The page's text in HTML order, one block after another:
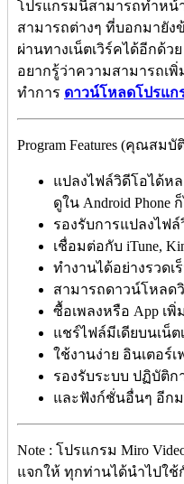
โปรแกรมนี้สามารถทำหน้
สามารถต่างๆ ที่บอกมายัง
ผ่านทางเน็ตเวิร์คได้อีกด้
อยากรู้ว่าความสามารถเพิ่
ทำการ ดาวน์โหลดโปรแก
Program Features (คุณสม
แปลงไฟล์วิดีโอได้หล
ดูใน Android Phone
รองรับการแปลงไฟล์
เชื่อมต่อกับ iTune,
ทำงานได้อย่างรวดเ
สามารถดาวน์โหลดวิ
ซื้อเพลงหรือ App เพิ่
แชร์ไฟล์มีเดียบนเน็
ใช้งานง่าย อินเตอร์
รองรับระบบ ปฏิบัติก
และฟังก์ชั่นอื่นๆ อีก
Note : โปรแกรม Miro
แจกให้ ทุกท่านได้นำไปใช้